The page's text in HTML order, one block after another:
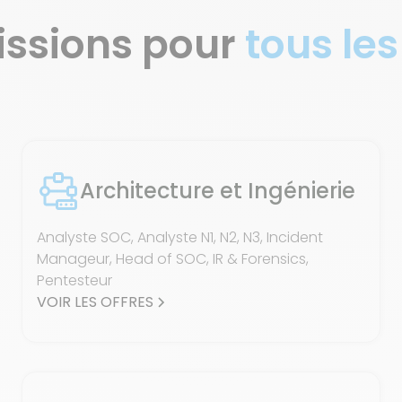
pourtous
Architecture et Ingénierie
Analyste SOC, Analyste N1, N2, N3, Incident
Manageur, Head of SOC, IR & Forensics,
Pentesteur
VOIR LES OFFRES